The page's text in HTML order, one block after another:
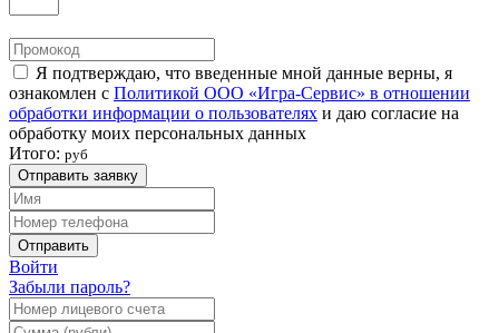
Я подтверждаю, что введенные мной данные верны, я
ознакомлен с Политикой ООО «Игра-Сервис» в отношении
обработки информации о пользователях и даю согласие на
обработку моих персональных данных
Итого: руб
Отправить заявку
Отправить
Войти
Забыли пароль?